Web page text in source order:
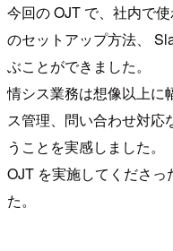
今回の OJT で、社内で
のセットアップ方法、
ぶことができました。
情シス業務は想像以上に
ス管理、問い合わせ対応
うことを実感しました。
OJT を実施してくださ
た。